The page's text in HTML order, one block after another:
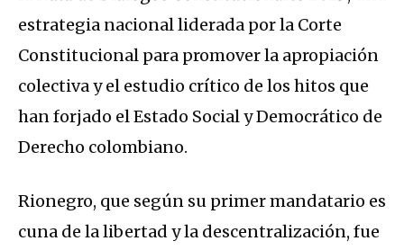
estrategia nacional liderada por la Corte
Constitucional para promover la apropiación
colectiva y el estudio crítico de los hitos que
han forjado el Estado Social y Democrático de
Derecho colombiano.
Rionegro, que según su primer mandatario es
cuna de la libertad y la descentralización, fue